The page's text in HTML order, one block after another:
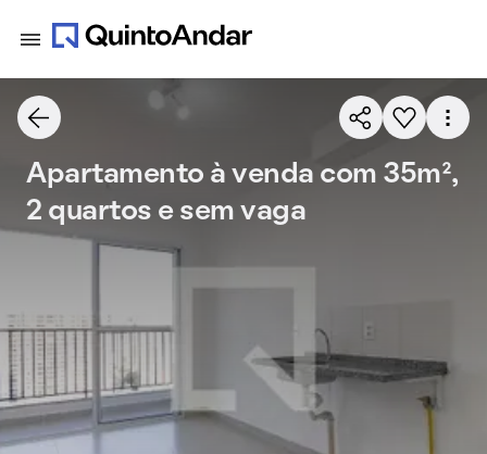
Apartamento à venda com 35m²,
2 quartos e sem vaga